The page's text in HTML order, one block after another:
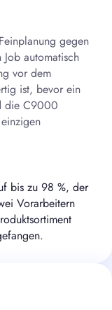
gegen
automatisch
vor dem
ist, bevor ein
die C9000
bis zu 98 %, der
Vorarbeitern